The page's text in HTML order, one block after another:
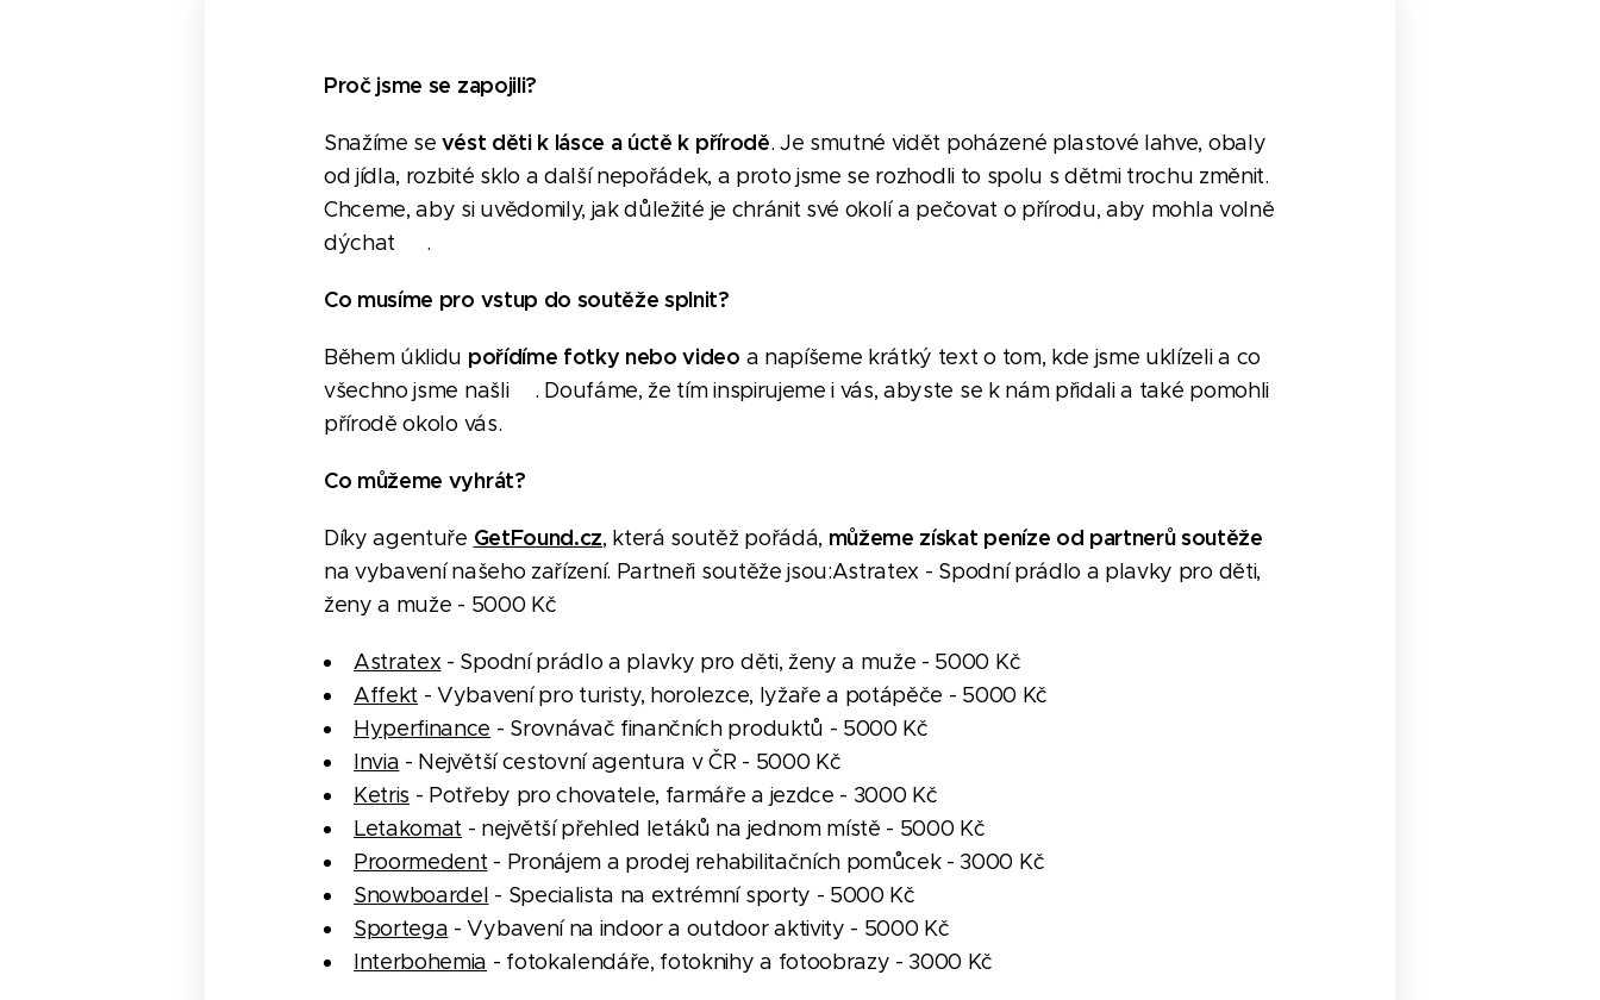
Proč jsme se zapojili?
Snažíme sevést děti k lásce a úctě k přírodě. Je smutné vidět poházené plastové lahve, obaly
od jídla, rozbité sklo a další nepořádek, a proto jsme se rozhodli to spolu s dětmi trochu změnit.
Chceme, aby si uvědomily, jak důležité je chránit své okolí a pečovat o přírodu, aby mohla volně
dýchat 🫁.
Co musíme pro vstup do soutěže splnit?
Během úklidu pořídíme fotky nebo video a napíšeme krátký text o tom, kde jsme uklízeli a co
všechno jsme našli🗑️. Doufáme, že tím inspirujeme i vás, abyste se k nám přidali a také pomohli
přírodě okolo vás.
Co můžeme vyhrát?
Díky agentuře GetFound.cz, která soutěž pořádá, můžeme získat peníze od partnerů soutěže
na vybavení našeho zařízení. Partneři soutěže jsou:Astratex - Spodní prádlo a plavky pro děti,
ženy a muže - 5000 Kč
Astratex - Spodní prádlo a plavky pro děti, ženy a muže - 5000 Kč
Affekt - Vybavení pro turisty, horolezce, lyžaře a potápěče - 5000 Kč
Hyperfinance - Srovnávač finančních produktů - 5000 Kč
Invia - Největší cestovní agentura v ČR - 5000 Kč
Ketris - Potřeby pro chovatele, farmáře a jezdce - 3000 Kč
Letakomat - největší přehled letáků na jednom místě - 5000 Kč
Proormedent- Pronájem a prodej rehabilitačních pomůcek - 3000 Kč
Snowboardel - Specialista na extrémní sporty - 5000 Kč
Sportega - Vybavení na indoor a outdoor aktivity - 5000 Kč
Interbohemia - fotokalendáře, fotoknihy a fotoobrazy - 3000 Kč